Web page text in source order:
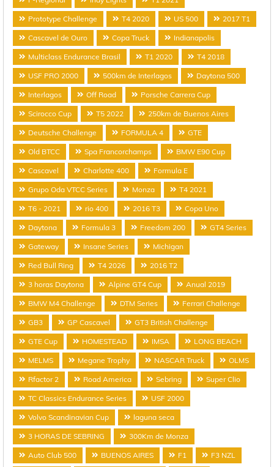
Prototype Challenge T4 2020 US 500 2017 T1
Cascavel de Ouro Copa Truck Indianapolis
Multiclass Endurance Brasil T1 2020 T4 2018
USF PRO 2000 500km de Interlagos Daytona 500
Interlagos Off Road Porsche Carrera Cup
Scirocco Cup T5 2022 250km de Buenos Aires
Deutsche Challenge FORMULA 4 GTE
Old BTCC Spa Francorchamps BMW E90 Cup
Cascavel Charlotte 400 Formula E
Grupo Oda VTCC Series Monza T4 2021
T6 - 2021 rio 400 2016 T3 Copa Uno
Daytona Formula 3 Freedom 200 GT4 Series
Gateway Insane Series Michigan
Red Bull Ring T4 2026 2016 T2
3 horas Daytona Alpine GT4 Cup Anual 2019
BMW M4 Challenge DTM Series Ferrari Challenge
GB3 GP Cascavel GT3 British Challenge
GTE Cup HOMESTEAD IMSA LONG BEACH
MELMS Megane Trophy NASCAR Truck OLMS
Rfactor 2 Road America Sebring Super Clio
TC Classics Endurance Series USF 2000
Volvo Scandinavian Cup laguna seca
3 HORAS DE SEBRING 300Km de Monza
Auto Club 500 BUENOS AIRES F1 F3 NZL